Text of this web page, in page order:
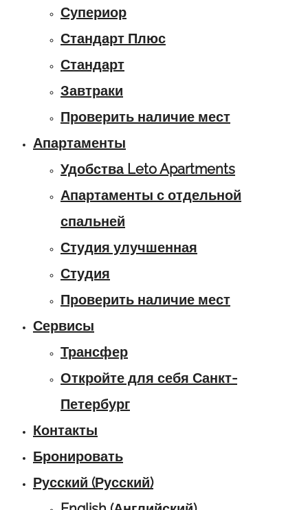
Супериор
Стандарт Плюс
Стандарт
Завтраки
Проверить наличие мест
Апартаменты
Удобства Leto Apartments
Апартаменты с отдельной
спальней
Студия улучшенная
Студия
Проверить наличие мест
Сервисы
Трансфер
Откройте для себя Санкт-
Петербург
Контакты
Бронировать
Русский (Русский)